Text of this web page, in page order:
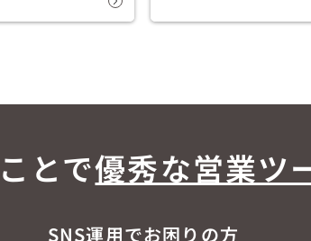
とで優秀な営業ツ
SNS運用でお困りの方